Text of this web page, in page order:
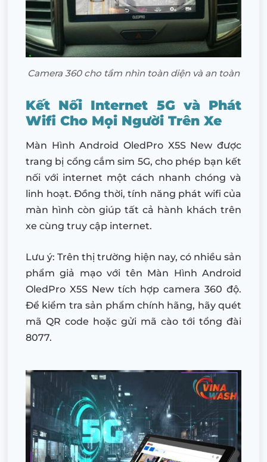
Camera 360 cho tầm nhìn toàn diện và an toàn
Kết Nối Internet 5G và Phát
Wifi Cho Mọi Người Trên Xe
Màn Hình Android OledPro X5S New được
trang bị cổng cắm sim 5G, cho phép bạn kết
nối với internet một cách nhanh chóng và
linh hoạt. Đồng thời, tính năng phát wifi của
màn hình còn giúp tất cả hành khách trên
xe cùng truy cập internet.
Lưu ý: Trên thị trường hiện nay, có nhiều sản
phẩm giả mạo với tên Màn Hình Android
OledPro X5S New tích hợp camera 360 độ.
Để kiểm tra sản phẩm chính hãng, hãy quét
mã QR code hoặc gửi mã cào tới tổng đài
8077.